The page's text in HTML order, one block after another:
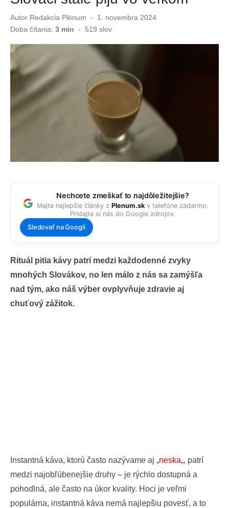
Autor Redakcia Plénum
Publikované
dňa
1. novembra 2024
Doba čítania: 3 min - 519 slov
Nechcete zmeškať to najdôležitejšie?
Majte najlepšie články z Plenum.sk v telefóne zadarmo.
Pridajte si nás do Google zdrojov.
Sledovať na Googli
Rituál pitia kávy patrí medzi každodenné zvyky
mnohých Slovákov, no len málo z nás sa zamýšľa
nad tým, ako náš výber ovplyvňuje zdravie aj
chuťový zážitok.
Instantná káva, ktorú často nazývame aj „neska„, patrí
medzi najobľúbenejšie druhy – je rýchlo dostupná a
pohodlná, ale často na úkor kvality. Hoci je veľmi
populárna, instantná káva nemá najlepšiu povesť, a to